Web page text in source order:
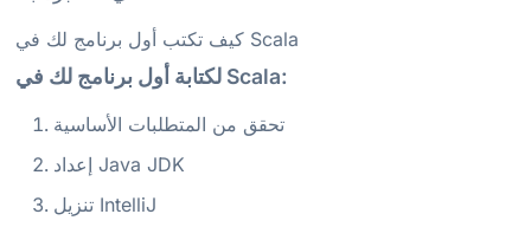
كيف تكتب أول برنامج لك في Scala
لكتابة أول برنامج لك في Scala:
تحقق من المتطلبات الأساسية
إعداد Java JDK
تنزيل IntelliJ